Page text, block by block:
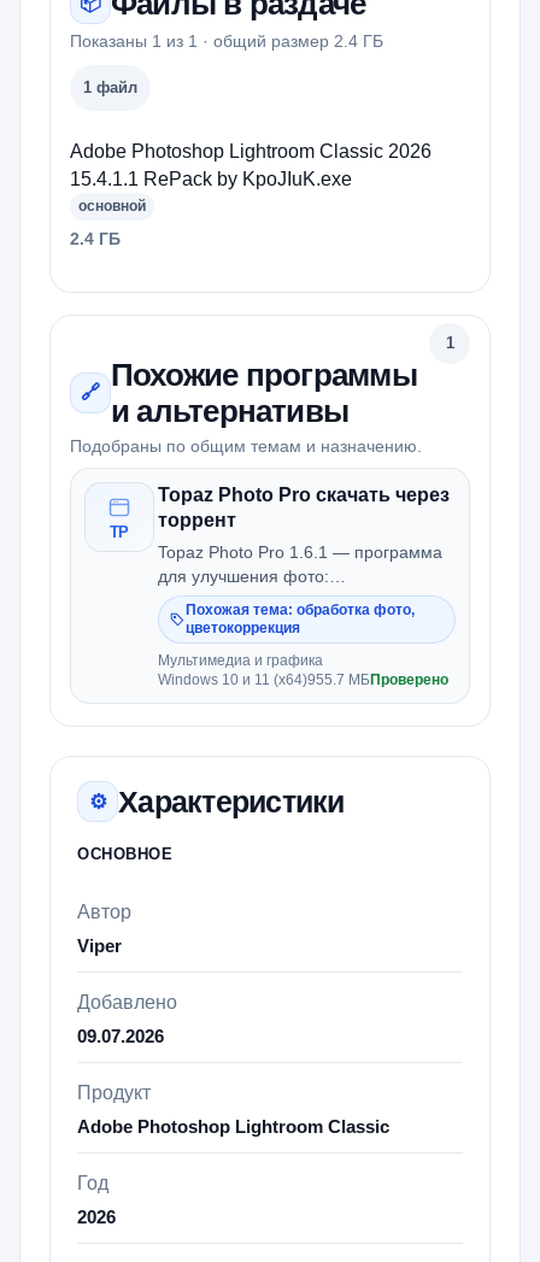
Показаны 1 из 1 · общий размер 2.4 ГБ
1 файл
Adobe Photoshop Lightroom Classic 2026
15.4.1.1 RePack by KpoJIuK.exe
основной
2.4 ГБ
🔗
Похожие программы
и альтернативы
Подобраны по общим темам и назначению.
1
TP
Topaz Photo Pro скачать через
торрент
Topaz Photo Pro 1.6.1 — программа
для улучшения фото:
шумоподавление, резкость,
восстановление лиц, цвет, свет и
апскейл
Похожая тема: обработка фото,
цветокоррекция
Мультимедиа и графика
Windows 10 и 11 (x64)955.7 МБПроверено
⚙ Характеристики
ОСНОВНОЕ
Автор
Viper
Добавлено
09.07.2026
Продукт
Adobe Photoshop Lightroom Classic
Год
2026